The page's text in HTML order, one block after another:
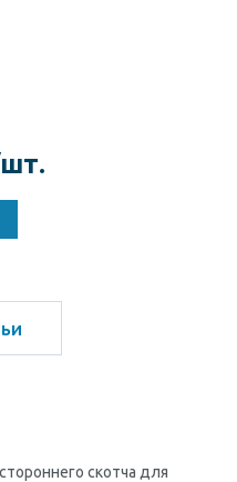
скотча для